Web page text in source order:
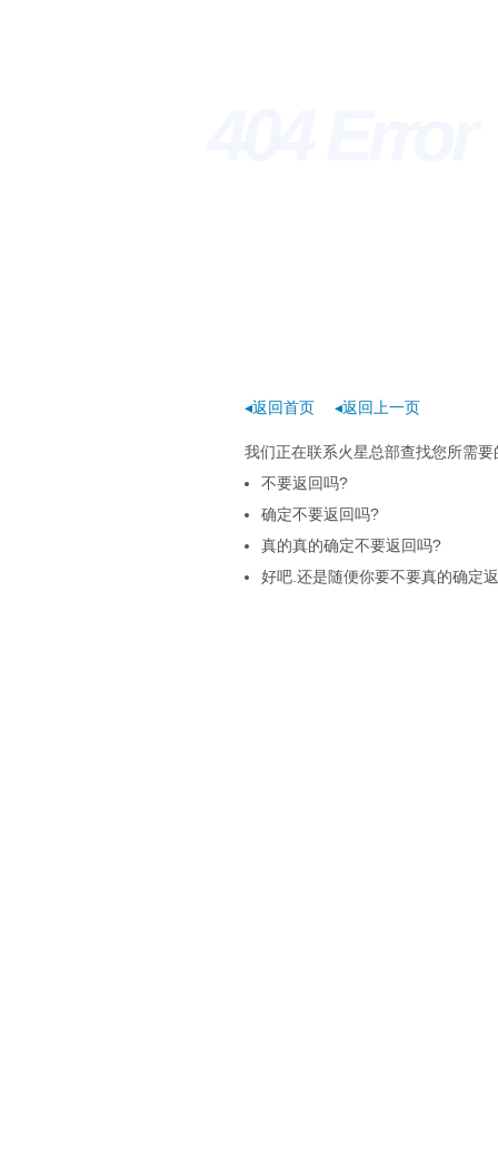
◂返回首页 ◂返回上一页
我们正在联系火星总部查找您所需
不要返回吗?
确定不要返回吗?
真的真的确定不要返回吗?
好吧.还是随便你要不要真的确定